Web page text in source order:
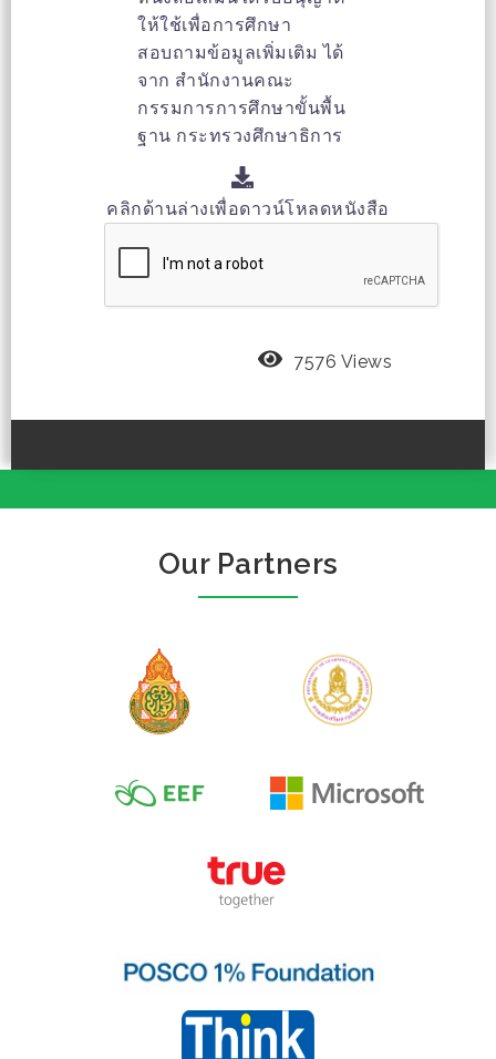
ให้ใช้เพื่อการศึกษา
สอบถามข้อมูลเพิ่มเติม ได้
จาก สำนักงานคณะ
กรรมการการศึกษาขั้นพื้น
ฐาน กระทรวงศึกษาธิการ
คลิกด้านล่างเพื่อดาวน์โหลดหนังสือ
7576 Views
Our Partners